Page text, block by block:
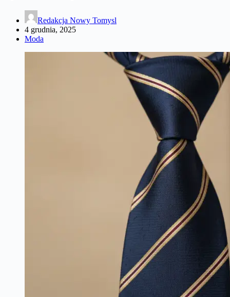
Redakcja Nowy Tomysl
4 grudnia, 2025
Moda